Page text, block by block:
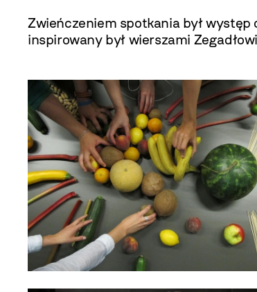
Zwieńczeniem spotkania był
inspirowany był wierszami